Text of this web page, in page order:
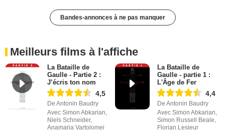
Bandes-annonces à ne pas manquer
Meilleurs films à l'affiche
La Bataille de
Gaulle - Partie 2 :
J’écris ton nom
4,5
De Antonin Baudry
Avec Simon Abkarian,
Niels Schneider,
Anamaria Vartolomei
La Bataille de
Gaulle - partie 1 :
L'Âge de Fer
4,4
De Antonin Baudry
Avec Simon Abkarian,
Simon Russell Beale,
Florian Lesieur